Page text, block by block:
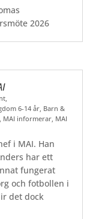
2026
,
6-14 år, Barn &
, MAI informerar, MAI
i MAI. Han
har ett
fungerat
och fotbollen i
det dock